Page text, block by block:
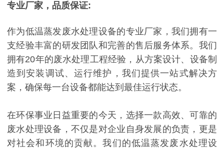
专业厂家，品质保证:
作为低温蒸发废水处理设备的专业厂家，我们拥有一
支经验丰富的研发团队和完善的售后服务体系。我们
拥有20年的废水处理工程经验，从方案设计、设备制
造到安装调试、运行维护，我们提供一站式解决方
案，确保每一台设备都能达到最佳运行状态。
在环保事业日益重要的今天，选择一款高效、可靠的
废水处理设备，不仅是对企业自身发展的负责，更是
对社会和环境的贡献。我们的低温蒸发废水处理设